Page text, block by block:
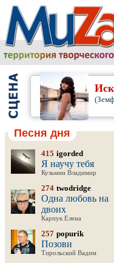
Песня дня
415 igorded
Я научу тебя
Кузьмин Владимир
274 twodridge
Одна любовь на
двоих
Карпук Елена
257 popurik
Позови
Тирольский Вадим